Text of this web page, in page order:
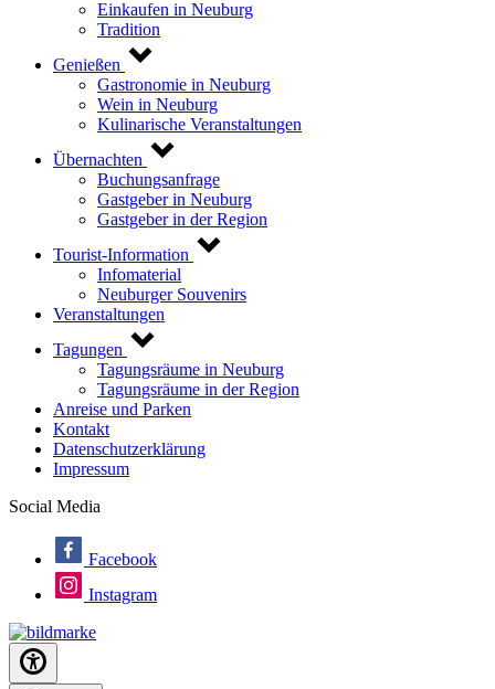
Einkaufen in Neuburg
Tradition
Genießen
Gastronomie in Neuburg
Wein in Neuburg
Kulinarische Veranstaltungen
Übernachten
Buchungsanfrage
Gastgeber in Neuburg
Gastgeber in der Region
Tourist-Information
Infomaterial
Neuburger Souvenirs
Veranstaltungen
Tagungen
Tagungsräume in Neuburg
Tagungsräume in der Region
Anreise und Parken
Kontakt
Datenschutzerklärung
Impressum
Social Media
Facebook
Instagram